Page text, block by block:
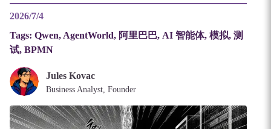
2026/7/4
Tags: Qwen, AgentWorld, 阿里巴巴, AI 智能体, 模拟, 测
试, BPMN
Jules Kovac
Business Analyst, Founder